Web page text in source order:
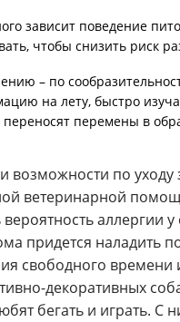
зависит поведение
чтобы снизить риск
– по
на лету, быстро
перемены в
возможности по
ветеринарной
аллергии
придется наладить
свободного
декоративных
бегать и играть. С